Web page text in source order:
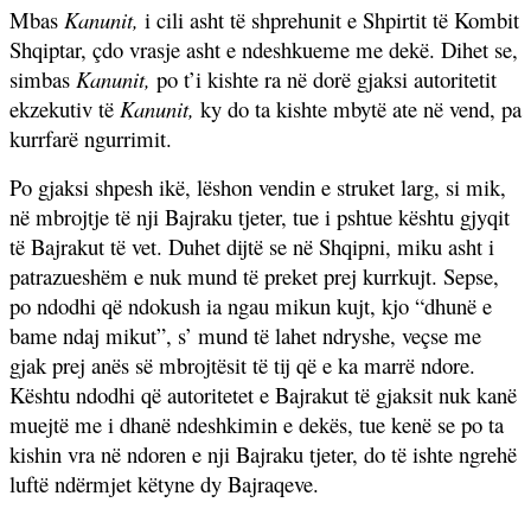
Mbas Kanunit, i cili asht të shprehunit e Shpirtit të Kombit
Shqiptar, çdo vrasje asht e ndeshkueme me dekë. Dihet se,
simbas Kanunit, po t’i kishte ra në dorë gjaksi autoritetit
ekzekutiv të Kanunit, ky do ta kishte mbytë ate në vend, pa
kurrfarë ngurrimit.
Po gjaksi shpesh ikë, lëshon vendin e struket larg, si mik,
në mbrojtje të nji Bajraku tjeter, tue i pshtue kështu gjyqit
të Bajrakut të vet. Duhet dijtë se në Shqipni, miku asht i
patrazueshëm e nuk mund të preket prej kurrkujt. Sepse,
po ndodhi që ndokush ia ngau mikun kujt, kjo “dhunë e
bame ndaj mikut”, s’ mund të lahet ndryshe, veçse me
gjak prej anës së mbrojtësit të tij që e ka marrë ndore.
Kështu ndodhi që autoritetet e Bajrakut të gjaksit nuk kanë
muejtë me i dhanë ndeshkimin e dekës, tue kenë se po ta
kishin vra në ndoren e nji Bajraku tjeter, do të ishte ngrehë
luftë ndërmjet këtyne dy Bajraqeve.